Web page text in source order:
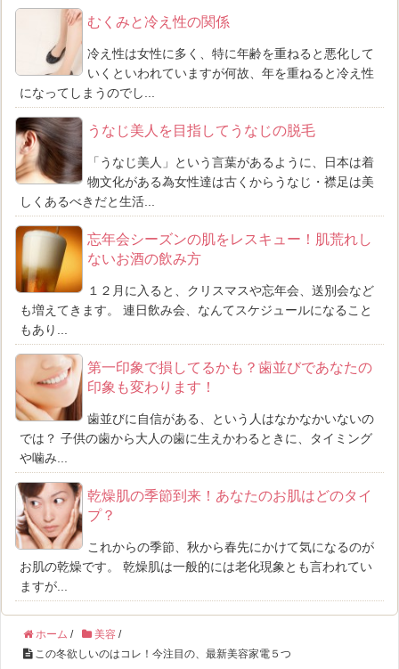
むくみと冷え性の関係
冷え性は女性に多く、特に年齢を重ねると悪化して
いくといわれていますが何故、年を重ねると冷え性
になってしまうのでし...
うなじ美人を目指してうなじの脱毛
「うなじ美人」という言葉があるように、日本は着
物文化がある為女性達は古くからうなじ・襟足は美
しくあるべきだと生活...
忘年会シーズンの肌をレスキュー！肌荒れし
ないお酒の飲み方
１２月に入ると、クリスマスや忘年会、送別会など
も増えてきます。 連日飲み会、なんてスケジュールになること
もあり...
第一印象で損してるかも？歯並びであなたの
印象も変わります！
歯並びに自信がある、という人はなかなかいないの
では？ 子供の歯から大人の歯に生えかわるときに、タイミング
や噛み...
乾燥肌の季節到来！あなたのお肌はどのタイ
プ？
これからの季節、秋から春先にかけて気になるのが
お肌の乾燥です。 乾燥肌は一般的には老化現象とも言われてい
ますが...
ホーム / 美容 /
この冬欲しいのはコレ！今注目の、最新美容家電５つ